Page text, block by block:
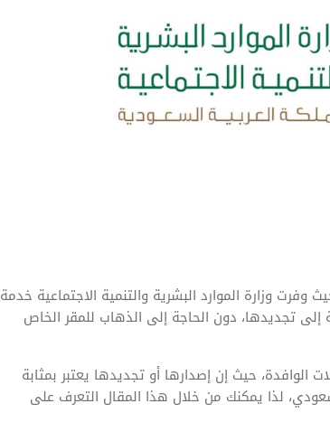
وفرت وزارة الموارد البشرية والتنمية الاجتماعية خدمة
إلى تجديدها، دون الحاجة إلى الذهاب للمقر الخاص
حيث إن إصدارها أو تجديدها يعتبر بمثابة
لذا يمكنك من خلال هذا المقال التعرف على